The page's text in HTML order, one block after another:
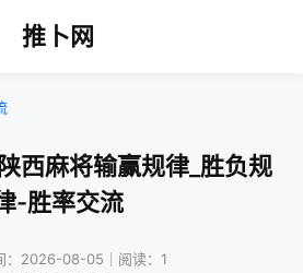
推卜网
西麻将输赢规律_胜负规
-胜率交流
：2026-08-05｜阅读：1